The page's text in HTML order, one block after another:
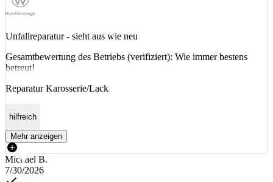
Unfallreparatur - sieht aus wie neu
Gesamtbewertung des Betriebs (verifiziert): Wie immer bestens
betreut!
Reparatur Karosserie/Lack
hilfreich
Mehr anzeigen
Michael B.
7/30/2026